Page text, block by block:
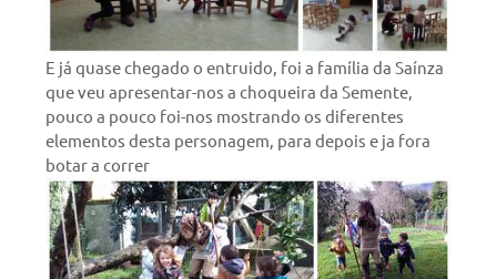
E já quase chegado o entruido, foi a família da Saínza
que veu apresentar-nos a choqueira da Semente,
pouco a pouco foi-nos mostrando os diferentes
elementos desta personagem, para depois e ja fora
botar a correr